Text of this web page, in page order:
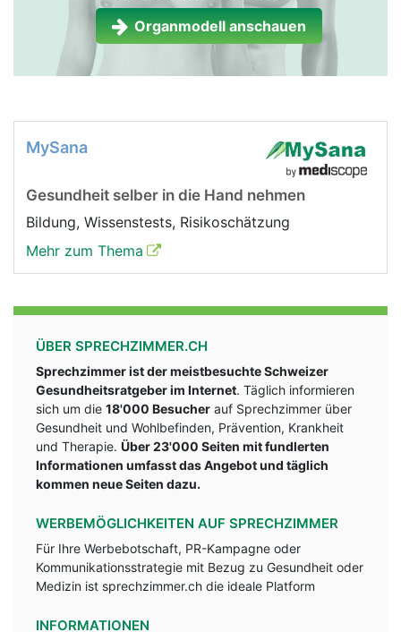
Organmodell anschauen
MySana
Gesundheit selber in die Hand nehmen
Bildung, Wissenstests, Risikoschätzung
Mehr zum Thema
ÜBER SPRECHZIMMER.CH
Sprechzimmer ist der meistbesuchte Schweizer
Gesundheitsratgeber im Internet. Täglich informieren
sich um die 18'000 Besucher auf Sprechzimmer über
Gesundheit und Wohlbefinden, Prävention, Krankheit
und Therapie. Über 23'000 Seiten mit fundlerten
Informationen umfasst das Angebot und täglich
kommen neue Seiten dazu.
WERBEMÖGLICHKEITEN AUF SPRECHZIMMER
Für Ihre Werbebotschaft, PR-Kampagne oder
Kommunikationsstrategie mit Bezug zu Gesundheit oder
Medizin ist sprechzimmer.ch die ideale Platform
INFORMATIONEN